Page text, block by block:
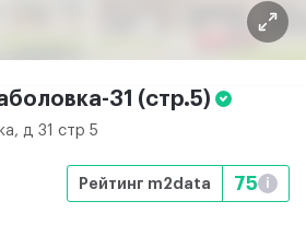
31 (стр.5)
д 31 стр 5
Рейтинг m2data 75 i